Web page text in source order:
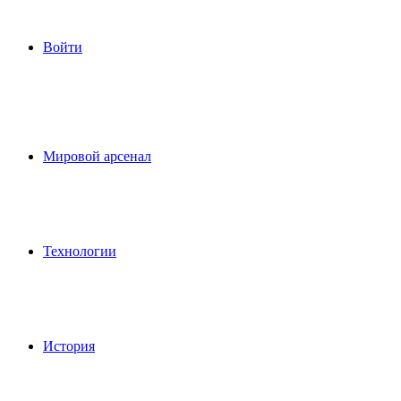
Войти
Мировой арсенал
Технологии
История